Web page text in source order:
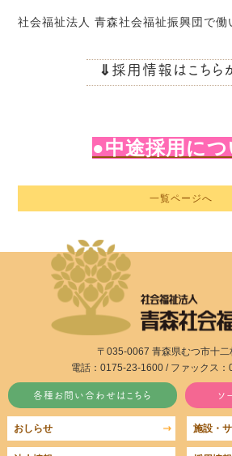
社会福祉法人 青森社会福祉振興団で働
⇓採用情報はこちら
●中途採用につ
一覧ページへ
〒035-0067 青森県むつ市十二
電話：0175-23-1600 / ファックス：
各種お問い合わせはこちら ソ
施設・
おしらせ